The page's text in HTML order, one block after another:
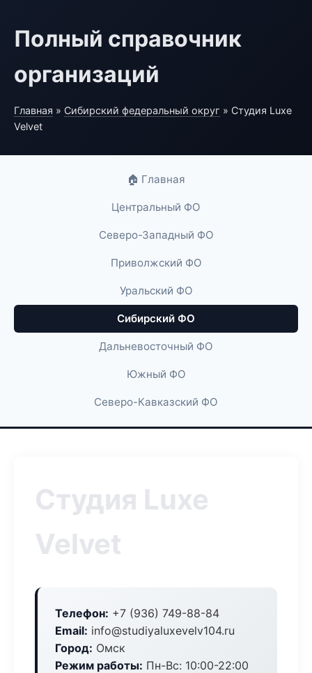
Полный справочник
организаций
Главная » Сибирский федеральный округ » Студия Luxe
Velvet
🏠 Главная
Центральный ФО
Северо-Западный ФО
Приволжский ФО
Уральский ФО
Сибирский ФО
Дальневосточный ФО
Южный ФО
Северо-Кавказский ФО
Студия Luxe
Velvet
Телефон: +7 (936) 749-88-84
Email: info@studiyaluxevelv104.ru
Город: Омск
Режим работы: Пн-Вс: 10:00-22:00